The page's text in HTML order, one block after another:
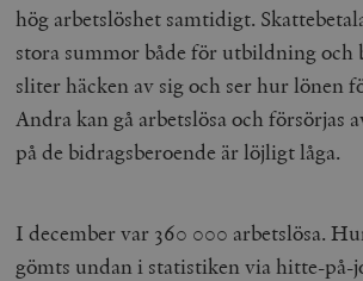
hög arbetslöshet samtidigt.
stora summor både för utbildning och
sliter häcken av sig och ser hur lönen
Andra kan gå arbetslösa och försörjas
på de bidragsberoende är löjligt låga.
I december var 360 000 arbetslösa.
gömts undan i statistiken via hitte-på-